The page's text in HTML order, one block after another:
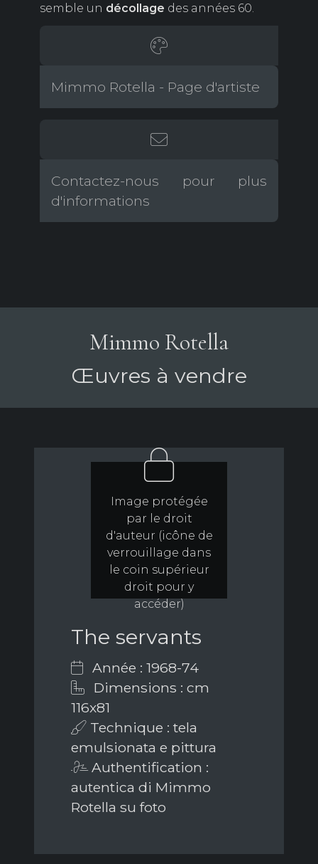
semble un décollage des années 60.
Mimmo Rotella - Page d'artiste
Contactez-nous pour plus
d'informations
Mimmo Rotella
Œuvres à vendre
Image protégée
par le droit
d'auteur (icône de
verrouillage dans
le coin supérieur
droit pour y
accéder)
The servants
Année : 1968-74
Dimensions : cm
116x81
Technique : tela
emulsionata e pittura
Authentification :
autentica di Mimmo
Rotella su foto